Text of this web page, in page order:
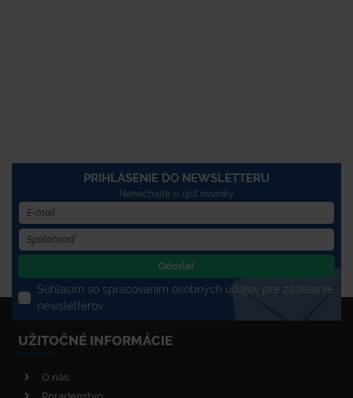
PRIHLÁSENIE DO NEWSLETTERU
Nenechajte si újsť novinky
Odoslať
Súhlasím so spracovaním osobných údajov pre zasielanie
newsletterov
UŽITOČNÉ INFORMÁCIE
O nás